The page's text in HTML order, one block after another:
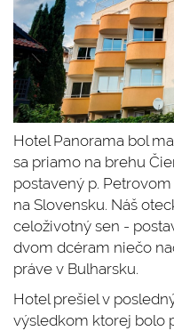
Hotel Panorama bol
sa priamo na brehu
postavený p.
na Slovensku. Náš
celoživotný sen -
dvom dcéram niečo
práve v Bulharsku.
Hotel prešiel v
výsledkom ktorej bolo